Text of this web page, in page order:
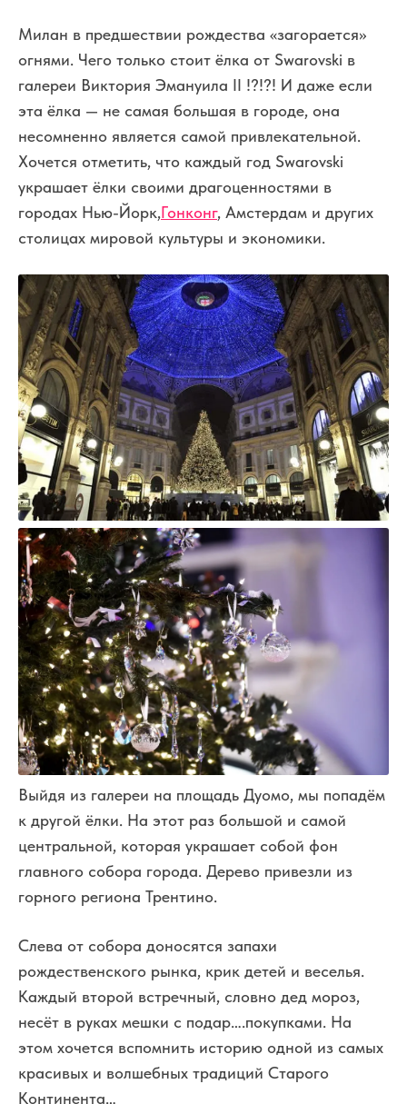
Милан в предшествии рождества «загорается»
огнями. Чего только стоит ёлка от Swarovski в
галереи Виктория Эмануила II !?!?! И даже если
эта ёлка — не самая большая в городе, она
несомненно является самой привлекательной.
Хочется отметить, что каждый год Swarovski
украшает ёлки своими драгоценностями в
городах Нью-Йорк,Гонконг, Амстердам и других
столицах мировой культуры и экономики.
Выйдя из галереи на площадь Дуомо, мы попадём
к другой ёлки. На этот раз большой и самой
центральной, которая украшает собой фон
главного собора города. Дерево привезли из
горного региона Трентино.
Слева от собора доносятся запахи
рождественского рынка, крик детей и веселья.
Каждый второй встречный, словно дед мороз,
несёт в руках мешки с подар….покупками. На
этом хочется вспомнить историю одной из самых
красивых и волшебных традиций Старого
Континента…